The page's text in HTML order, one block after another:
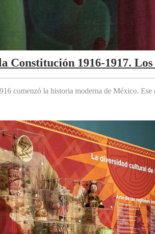
Constitución 1916-1917.
comenzó la historia moderna de México.